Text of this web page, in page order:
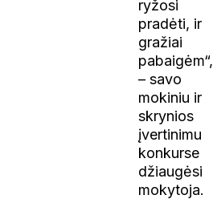
ryžosi
pradėti, ir
gražiai
pabaigėm“,
– savo
mokiniu ir
skrynios
įvertinimu
konkurse
džiaugėsi
mokytoja.